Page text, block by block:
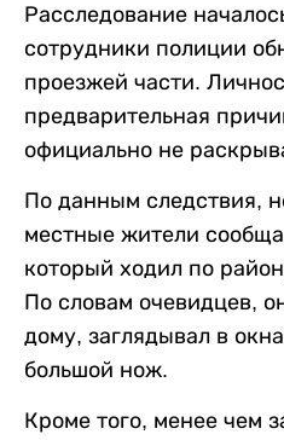
Расследование
сотрудники полиции
проезжей части.
предварительная
официально не
По данным следствия,
местные жители
который ходил по
По словам очевидцев,
дому, заглядывал в
большой нож.
Кроме того, менее чем